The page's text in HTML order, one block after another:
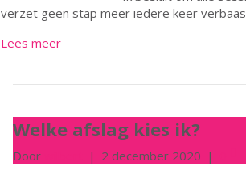
verzet geen stap meer iedere keer
Lees meer
Welke afslag kies ik?
Door | 2 december 2020 |